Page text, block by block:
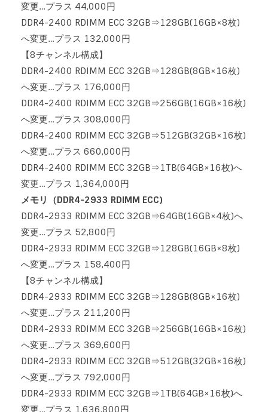
変更…プラス 44,000円
DDR4-2400 RDIMM ECC 32GB⇒128GB(16GB×8枚)
へ変更…プラス 132,000円
【8チャンネル構成】
DDR4-2400 RDIMM ECC 32GB⇒128GB(8GB×16枚)
へ変更…プラス 176,000円
DDR4-2400 RDIMM ECC 32GB⇒256GB(16GB×16枚)
へ変更…プラス 308,000円
DDR4-2400 RDIMM ECC 32GB⇒512GB(32GB×16枚)
へ変更…プラス 660,000円
DDR4-2400 RDIMM ECC 32GB⇒1TB(64GB×16枚)へ
変更…プラス 1,364,000円
メモリ（DDR4-2933 RDIMM ECC)
DDR4-2933 RDIMM ECC 32GB⇒64GB(16GB×4枚)へ
変更…プラス 52,800円
DDR4-2933 RDIMM ECC 32GB⇒128GB(16GB×8枚)
へ変更…プラス 158,400円
【8チャンネル構成】
DDR4-2933 RDIMM ECC 32GB⇒128GB(8GB×16枚)
へ変更…プラス 211,200円
DDR4-2933 RDIMM ECC 32GB⇒256GB(16GB×16枚)
へ変更…プラス 369,600円
DDR4-2933 RDIMM ECC 32GB⇒512GB(32GB×16枚)
へ変更…プラス 792,000円
DDR4-2933 RDIMM ECC 32GB⇒1TB(64GB×16枚)へ